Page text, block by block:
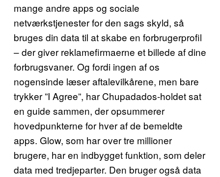
mange andre apps og sociale
netværkstjenester for den sags skyld, så
bruges din data til at skabe en forbrugerprofil
– der giver reklamefirmaerne et billede af dine
forbrugsvaner. Og fordi ingen af os
nogensinde læser aftalevilkårene, men bare
trykker ”I Agree”, har Chupadados-holdet sat
en guide sammen, der opsummerer
hovedpunkterne for hver af de bemeldte
apps. Glow, som har over tre millioner
brugere, har en indbygget funktion, som deler
data med tredjeparter. Den bruger også data